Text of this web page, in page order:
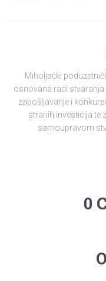
Miholjački
osnovana radi stvaranja
zapošljavanje i
stranih investicija te
samoupravom
0